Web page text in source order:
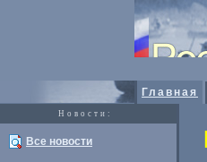
Главная
Новости:
Все новости